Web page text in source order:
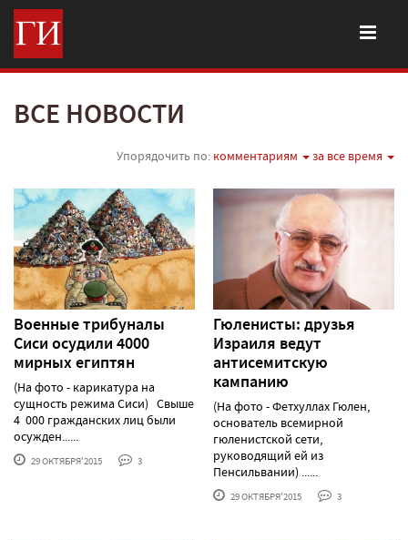
ВСЕ НОВОСТИ
Упорядочить по: комментариям за все время
Военные трибуналы
Сиси осудили 4000
мирных египтян
(На фото - карикатура на
сущность режима Сиси) Свыше
4 000 гражданских лиц были
осужден......
29 ОКТЯБРЯ'2015 3
Гюленисты: друзья
Израиля ведут
антисемитскую
кампанию
(На фото - Фетхуллах Гюлен,
основатель всемирной
гюленистской сети,
руководящий ей из
Пенсильвании) ......
29 ОКТЯБРЯ'2015 3